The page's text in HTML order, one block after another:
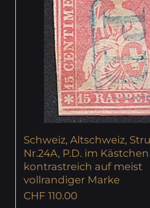
Schweiz, Altschweiz,
Nr.24A, P.D. im
kontrastreich auf meist
vollrandiger Marke
CHF 110.00